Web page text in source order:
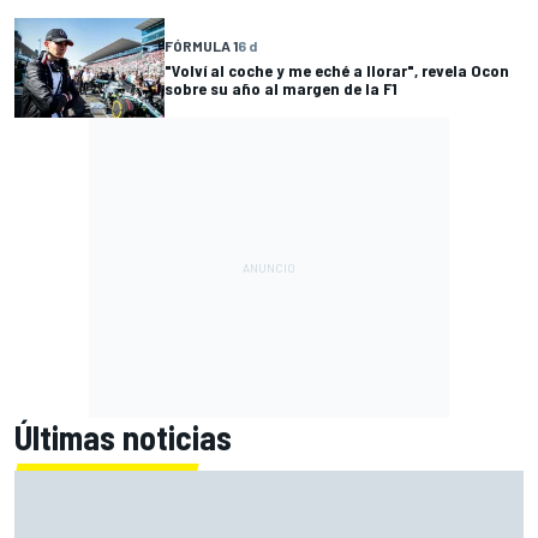
FÓRMULA 16 d
"Volví al coche y me eché a llorar", revela Ocon
sobre su año al margen de la F1
Últimas noticias